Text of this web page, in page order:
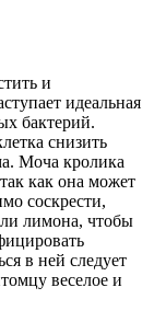
и
идеальная
бактерий.
снизить
Моча кролика
как она может
соскрести,
лимона, чтобы
в ней следует
веселое и